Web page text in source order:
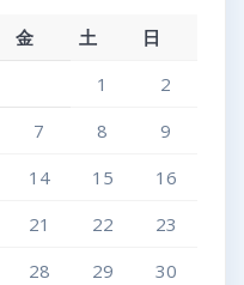
金 土
日
1
2
7 8
9
14 15
16
21 22
23
28 29
30